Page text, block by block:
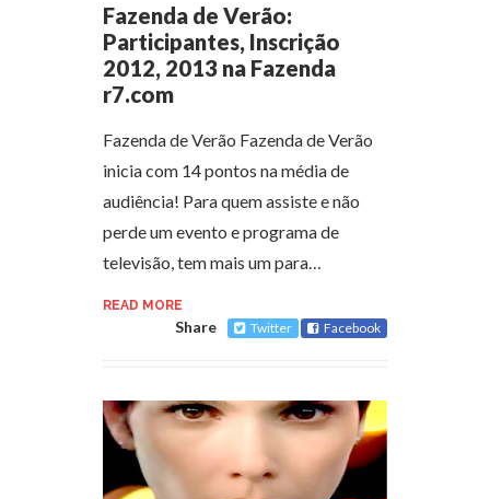
Fazenda de Verão:
Participantes, Inscrição
2012, 2013 na Fazenda
r7.com
Fazenda de Verão Fazenda de Verão
inicia com 14 pontos na média de
audiência! Para quem assiste e não
perde um evento e programa de
televisão, tem mais um para…
READ MORE
Share Twitter Facebook